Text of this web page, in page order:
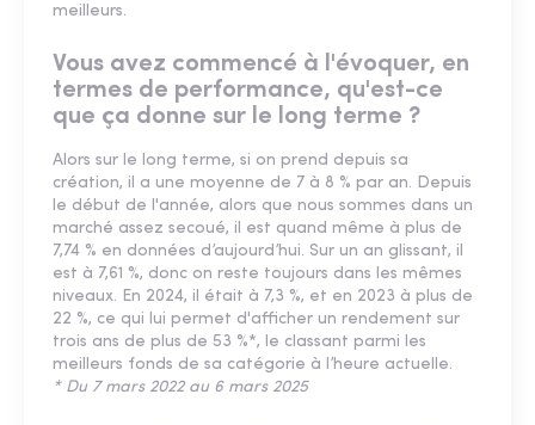
meilleurs.
Vous avez commencé à l'évoquer, en
termes de performance, qu'est-ce
que ça donne sur le long terme ?
Alors sur le long terme, si on prend depuis sa
création, il a une moyenne de 7 à 8 % par an. Depuis
le début de l'année, alors que nous sommes dans un
marché assez secoué, il est quand même à plus de
7,74 % en données d’aujourd’hui. Sur un an glissant, il
est à 7,61 %, donc on reste toujours dans les mêmes
niveaux. En 2024, il était à 7,3 %, et en 2023 à plus de
22 %, ce qui lui permet d'afficher un rendement sur
trois ans de plus de 53 %*, le classant parmi les
meilleurs fonds de sa catégorie à l’heure actuelle.
* Du 7 mars 2022 au 6 mars 2025